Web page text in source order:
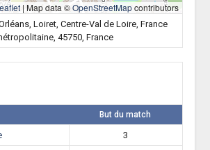
| Map data ©OpenStreetMapcontributors
Loiret, Centre-Val de Loire, France
45750, France
But du match
3